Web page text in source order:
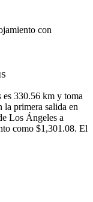
con
330.56 km y toma
primera salida en
Los Ángeles a
como $1,301.08. El